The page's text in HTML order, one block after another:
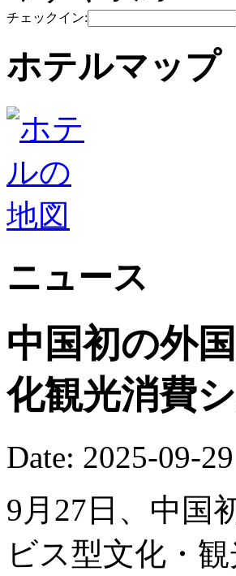
チェックイン:
ホテルマップ
ニュース
中国初の外
化観光消費
Date: 2025-09-29
9月27日、中国
ビス型文化・